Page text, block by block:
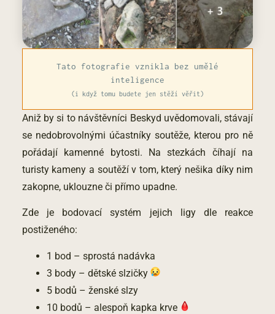
Tato fotografie vznikla bez umělé
inteligence
(i když tomu budete jen stěží věřit)
Aniž by si to návštěvníci Beskyd uvědomovali, stávají
se nedobrovolnými účastníky soutěže, kterou pro ně
pořádají kamenné bytosti. Na stezkách číhají na
turisty kameny a soutěží v tom, který nešika díky nim
zakopne, uklouzne či přímo upadne.
Zde je bodovací systém jejich ligy dle reakce
postiženého:
1 bod – sprostá nadávka
3 body – dětské slzičky
5 bodů – ženské slzy
10 bodů – alespoň kapka krve